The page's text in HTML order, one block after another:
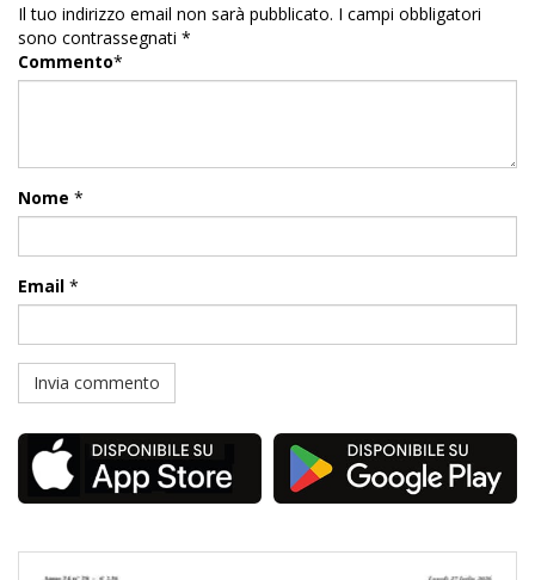
Il tuo indirizzo email non sarà pubblicato. I campi obbligatori
sono contrassegnati *
Commento*
Nome *
Email *